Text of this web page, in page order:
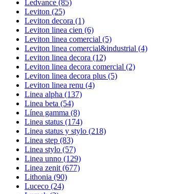
Ledvance (85)
Leviton (25)
Leviton decora (1)
Leviton linea cien (6)
Leviton linea comercial (5)
Leviton linea comercial&industrial (4)
Leviton linea decora (12)
Leviton linea decora comercial (2)
Leviton linea decora plus (5)
Leviton linea renu (4)
Linea alpha (137)
Linea beta (54)
Línea gamma (8)
Linea status (174)
Linea status y stylo (218)
Linea step (83)
Linea stylo (57)
Linea unno (129)
Linea zenit (677)
Lithonia (90)
Luceco (24)